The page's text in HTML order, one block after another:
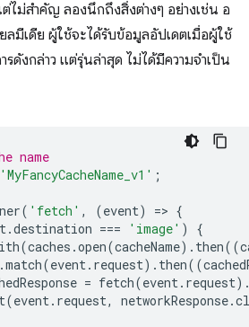
ไม่สำคัญ ลองนึกถึงสิ่งต่างๆ อย่างเช่น อ
ยลมีเดีย ผู้ใช้จะได้รับข้อมูลอัปเดตเมื่อผู้ใช้
รดังกล่าว แต่รุ่นล่าสุด ไม่ได้มีความจำเป็น
name
'MyFancyCacheName_v1' ;
( 'fetch' , (event) => {
.destination === 'image' )
{
(caches .open(cacheName). then((
.match(event. request). then((
= fetch(event. request
(event. request, networkResponse.